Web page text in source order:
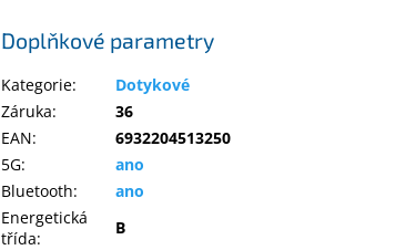
Doplňkové parametry
Kategorie:
Dotykové
Záruka:
36
EAN:
6932204513250
5G:
ano
Bluetooth:
ano
Energetická
třída:
B